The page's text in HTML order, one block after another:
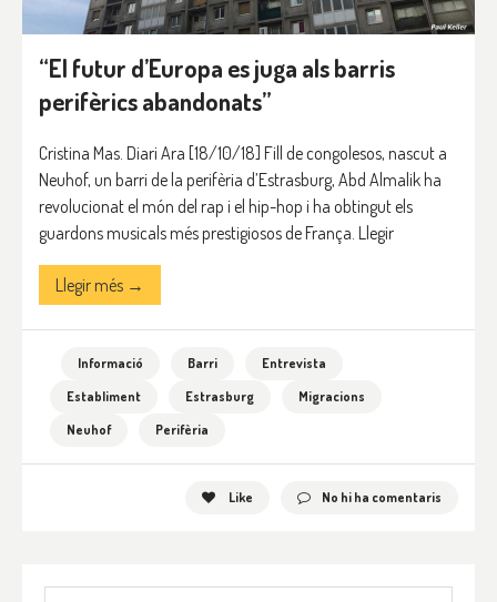
“El futur d’Europa es juga als barris
perifèrics abandonats”
Cristina Mas. Diari Ara [18/10/18] Fill de congolesos, nascut a
Neuhof, un barri de la perifèria d’Estrasburg, Abd Almalik ha
revolucionat el món del rap i el hip-hop i ha obtingut els
guardons musicals més prestigiosos de França. Llegir
Llegir més →
Informació Barri
Entrevista
Establiment
Estrasburg
Migracions
Neuhof
Perifèria
Like No hi ha comentaris